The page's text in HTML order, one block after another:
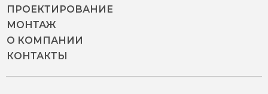
ПРОЕКТИРОВАНИЕ
МОНТАЖ
О КОМПАНИИ
КОНТАКТЫ